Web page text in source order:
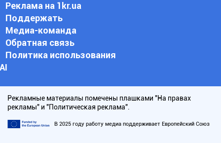
Реклама на 1kr.ua
Поддержать
Медиа-команда
Обратная связь
Политика использования
АI
Рекламные материалы помечены плашками "На правах
рекламы" и "Политическая реклама".
В 2025 году работу медиа поддерживает Европейский Союз